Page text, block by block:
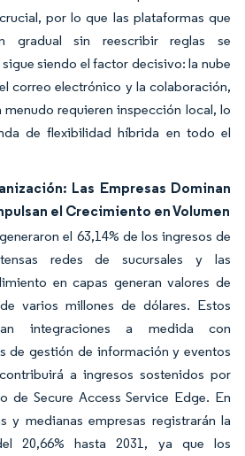
por lo que las plataformas que
gradual sin reescribir reglas se
siendo el factor decisivo: la nube
correo electrónico y la colaboración,
requieren inspección local, lo
de flexibilidad híbrida en todo el
Las Empresas Dominan
el Crecimiento en Volumen
el 63,14% de los ingresos de
redes de sucursales y las
en capas generan valores de
varios millones de dólares. Estos
integraciones a medida con
de gestión de información y eventos
a ingresos sostenidos por
de Secure Access Service Edge. En
y medianas empresas registrarán la
20,66% hasta 2031, ya que los